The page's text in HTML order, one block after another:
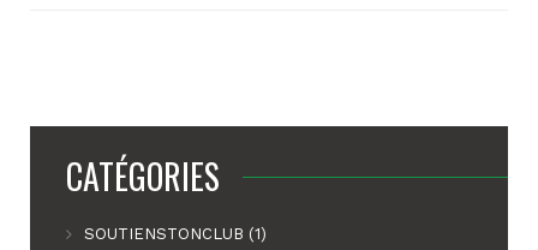
CATÉGORIES
SOUTIENSTONCLUB (1)